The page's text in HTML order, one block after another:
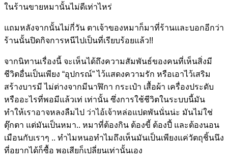
ในร้านขายหมานั้นไม่ดีเท่าไหร่
แถมหลังจากนั้นไม่กี่วัน ตาเจ้าของหมาก็มาที่ร้านและบอกอีกว่า
ร้านนั้นปิดกิจการหนีไปเป็นที่เรียบร้อยแล้ว!!
จากนิทานเรื่องนี้ จะเห็นได้ถึงความสัมพันธ์ของคนที่เห็นสิ่งมี
ชีวิตอื่นเป็นเพียง “อุปกรณ์” ไว้แสดงความรัก หรือเอาไว้เสริม
สร้างบารมี ไม่ต่างจากมีนาฬิกา กระเป๋า เสื้อผ้า เครื่องประดับ
หรืออะไรที่พอมีแล้วเท่ เท่านั้น ซึ่งการใช้ชีวิตในระบบนี้มัน
ทำให้เราอาจหลงลืมไป ว่าไอ้เจ้าหล่อแปดพันนั่นน่ะ มันไม่ใช่
ตุ๊กตา แต่มันเป็นหมา.. หมาที่ต้องกิน ต้องขี้ ต้องปี้ และต้องนอน
เมือนกับเราๆ .. ทำไมหนอทำไมถึงเห็นมันเป็นเพียงแค่วัตถุชิ้นนึง
ที่อยากได้ก็ซื้อ พอเสียก็เปลี่ยนเท่านั้นเอง